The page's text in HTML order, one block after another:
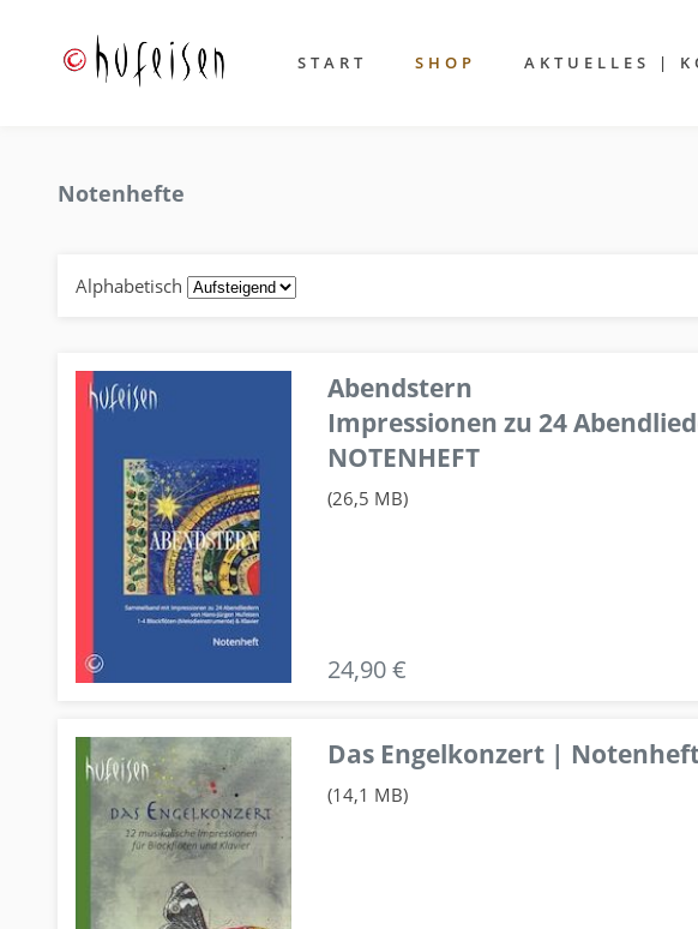
START SHOP AKTUELLES |
Notenhefte
Alphabetisch
Abendstern
Impressionen zu 24
NOTENHEFT
(26,5 MB)
24,90 €
Das Engelkonzert |
(14,1 MB)